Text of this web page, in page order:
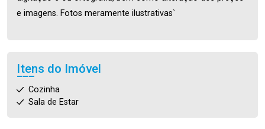
e imagens. Fotos meramente ilustrativas`
Itens do Imóvel
Cozinha
Sala de Estar